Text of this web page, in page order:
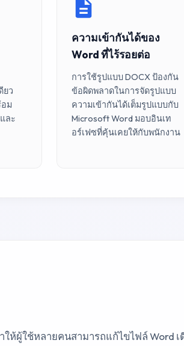
ยว
ม
ละ
ความเข้ากันได้ของ
Word ที่ไร้รอยต่อ
การใช้รูปแบบ DOCX ป้องกัน
ข้อผิดพลาดในการจัดรูปแบบ
ความเข้ากันได้เต็มรูปแบบกับ
Microsoft Word มอบอินเท
อร์เฟซที่คุ้นเคยให้กับพนักงาน
ห้ผู้ใช้หลายคนสามารถแก้ไขไฟล์ Word